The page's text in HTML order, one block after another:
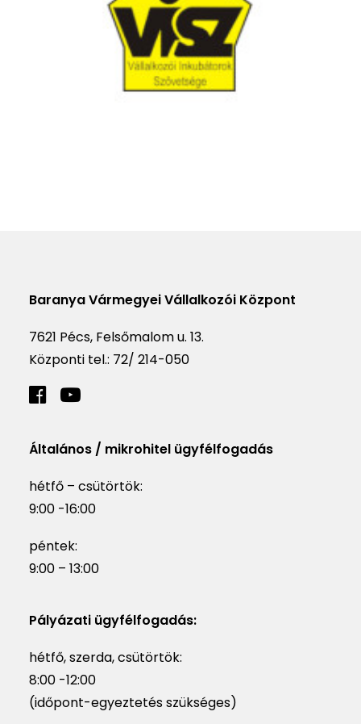
Baranya Vármegyei Vállalkozói Központ
7621 Pécs, Felsőmalom u. 13.
Központi tel.: 72/ 214-050
Általános / mikrohitel ügyfélfogadás
hétfő – csütörtök:
9:00 -16:00
péntek:
9:00 – 13:00
Pályázati ügyfélfogadás:
hétfő, szerda, csütörtök:
8:00 -12:00
(időpont-egyeztetés szükséges)